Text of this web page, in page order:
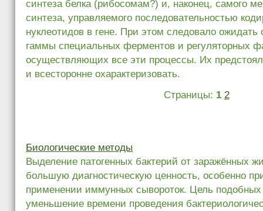
синтеза белка (рибосомам?) и, наконец, самого
синтеза, управляемого последовательностью
нуклеотидов в гене. При этом следовало ожидать
гаммы специальных ферментов и регуляторных
осуществляющих все эти процессы. Их
и всесторонне охарактеризовать.
Страницы: 1 2
Биологические методы
Выделение патогенных бактерий от заражённых
большую диагностическую ценность, особенно
применении иммунных сывороток. Цель
уменьшение времени проведения